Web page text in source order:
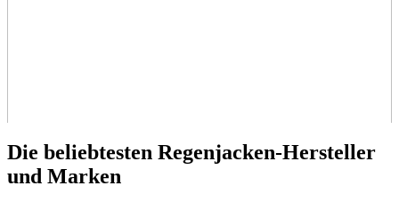
Die beliebtesten Regenjacken-Hersteller
und Marken